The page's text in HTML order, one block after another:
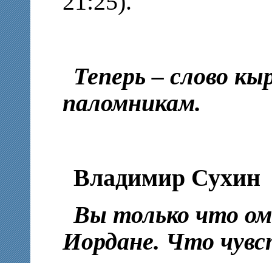
Теперь – слово
паломникам.
Владимир Сухин
Вы только что
Иордане. Что